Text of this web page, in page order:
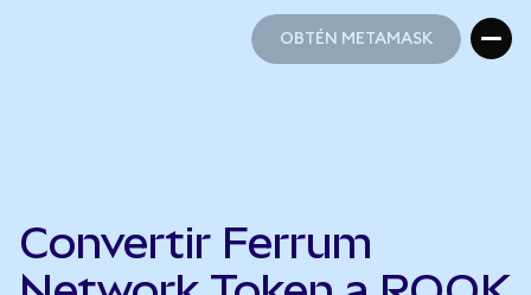
OBTÉN METAMASK
Convertir Ferrum